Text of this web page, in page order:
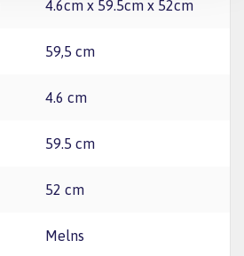
4.6cm x 59.5cm x 52cm
59,5 cm
4.6 cm
59.5 cm
52 cm
Melns